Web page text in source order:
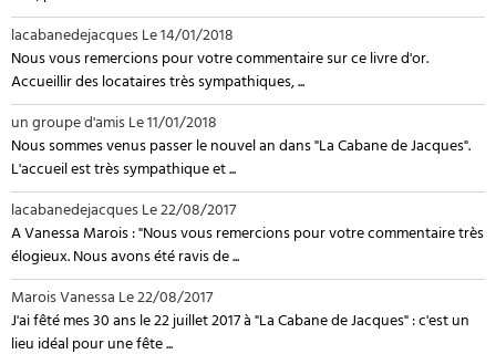
lacabanedejacquesLe 14/01/2018
Nous vous remercions pour votre commentaire sur ce livre d'or.
Accueillir des locataires très sympathiques, ...
un groupe d'amisLe 11/01/2018
Nous sommes venus passer le nouvel an dans "La Cabane de Jacques".
L'accueil est très sympathique et ...
lacabanedejacquesLe 22/08/2017
A Vanessa Marois : "Nous vous remercions pour votre commentaire très
élogieux. Nous avons été ravis de ...
Marois VanessaLe 22/08/2017
J'ai fêté mes 30 ans le 22 juillet 2017 à "La Cabane de Jacques" : c'est un
lieu idéal pour une fête ...